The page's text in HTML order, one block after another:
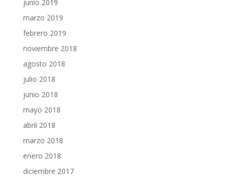
junio 2019
marzo 2019
febrero 2019
noviembre 2018
agosto 2018
julio 2018
junio 2018
mayo 2018
abril 2018
marzo 2018
enero 2018
diciembre 2017